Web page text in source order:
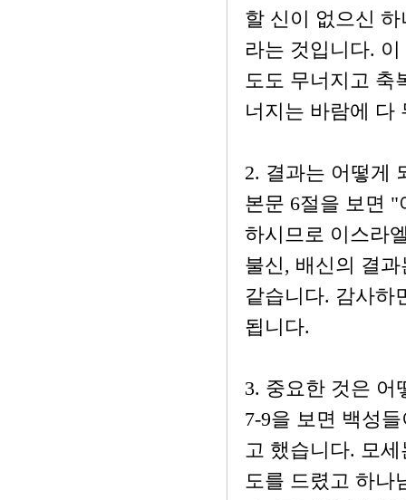
할 신이 없으신
라는 것입니다.
도도 무너지고 축
너지는 바람에 다
2. 결과는 어떻게
본문 6절을 보면
하시므로 이스라
불신, 배신의 결
같습니다. 감사하
됩니다.
3. 중요한 것은 어
7-9을 보면 백성
고 했습니다. 모
도를 드렸고 하나